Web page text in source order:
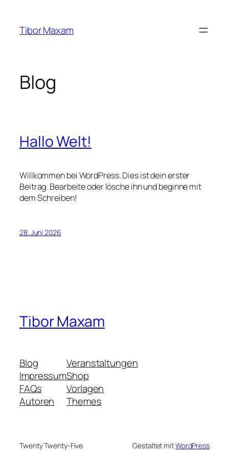
springen
Tibor Maxam
Blog
Hallo Welt!
Willkommen bei WordPress. Dies ist dein erster
Beitrag. Bearbeite oder lösche ihn und beginne mit
dem Schreiben!
28. Juni 2026
Tibor Maxam
Blog
Impressum
FAQs
Autoren
Veranstaltungen
Shop
Vorlagen
Themes
Twenty Twenty-Five Gestaltet mitWordPress